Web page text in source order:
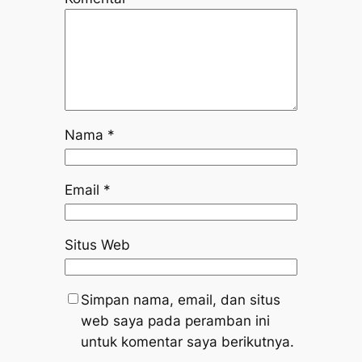
Nama *
Email *
Situs Web
Simpan nama, email, dan situs
web saya pada peramban ini
untuk komentar saya berikutnya.